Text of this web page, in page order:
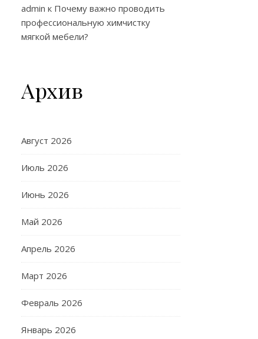
admin к Почему важно проводить
профессиональную химчистку
мягкой мебели?
Архив
Август 2026
Июль 2026
Июнь 2026
Май 2026
Апрель 2026
Март 2026
Февраль 2026
Январь 2026